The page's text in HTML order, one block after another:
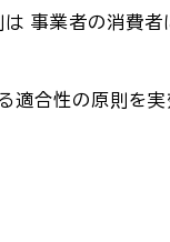
は 事業者の消費者
適合性の原則を実